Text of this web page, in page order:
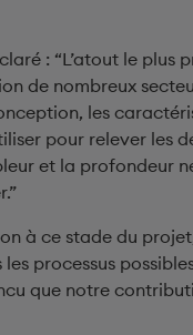
: “L’atout le plus
de nombreux
les
pour relever les
et la profondeur
à ce stade du
processus
que notre